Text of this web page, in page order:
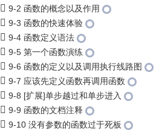
9-2 函数的概念以及作用
9-3 函数的快速体验
9-4 函数定义语法
9-5 第一个函数演练
9-6 函数的定义以及调用执行线路图
9-7 应该先定义函数再调用函数
9-8 [扩展]单步越过和单步进入
9-9 函数的文档注释
9-10 没有参数的函数过于死板